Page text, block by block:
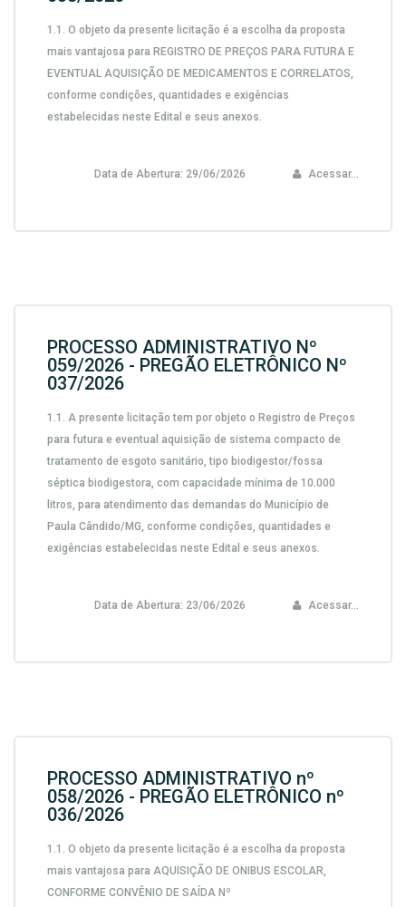
1.1. O objeto da presente licitação é a escolha da proposta
mais vantajosa para REGISTRO DE PREÇOS PARA FUTURA E
EVENTUAL AQUISIÇÃO DE MEDICAMENTOS E CORRELATOS,
conforme condições, quantidades e exigências
estabelecidas neste Edital e seus anexos.
Data de Abertura: 29/06/2026 Acessar...
PROCESSO ADMINISTRATIVO Nº
059/2026 - PREGÃO ELETRÔNICO Nº
037/2026
1.1. A presente licitação tem por objeto o Registro de Preços
para futura e eventual aquisição de sistema compacto de
tratamento de esgoto sanitário, tipo biodigestor/fossa
séptica biodigestora, com capacidade mínima de 10.000
litros, para atendimento das demandas do Município de
Paula Cândido/MG, conforme condições, quantidades e
exigências estabelecidas neste Edital e seus anexos.
Data de Abertura: 23/06/2026 Acessar...
PROCESSO ADMINISTRATIVO nº
058/2026 - PREGÃO ELETRÔNICO nº
036/2026
1.1. O objeto da presente licitação é a escolha da proposta
mais vantajosa para AQUISIÇÃO DE ONIBUS ESCOLAR,
CONFORME CONVÊNIO DE SAÍDA Nº